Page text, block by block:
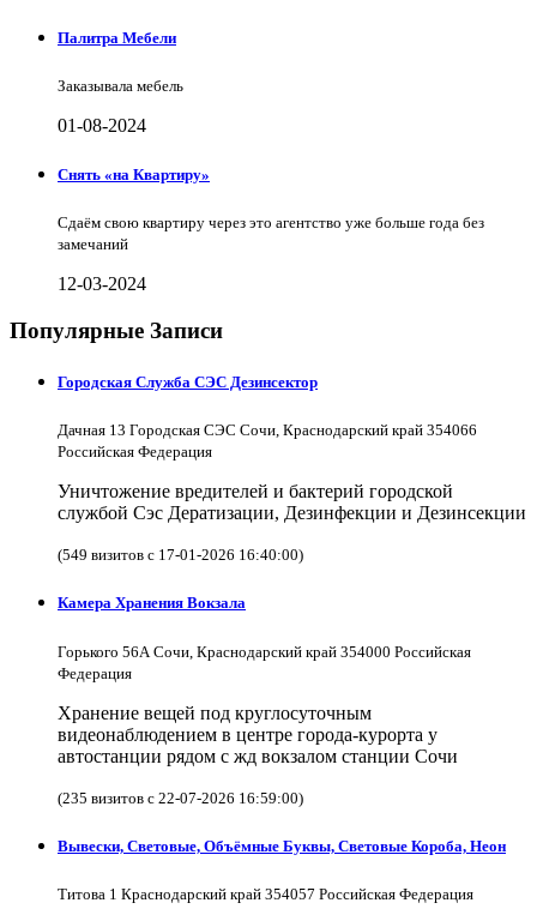
Палитра Мебели
Заказывала мебель
01-08-2024
Снять «на Квартиру»
Сдаём свою квартиру через это агентство уже больше года без
замечаний
12-03-2024
Популярные Записи
Городская Служба СЭС Дезинсектор
Дачная 13 Городская СЭС Сочи, Краснодарский край 354066
Российская Федерация
Уничтожение вредителей и бактерий городской
службой Сэс Дератизации, Дезинфекции и Дезинсекции
(549 визитов с 17-01-2026 16:40:00)
Камера Хранения Вокзала
Горького 56А Сочи, Краснодарский край 354000 Российская
Федерация
Хранение вещей под круглосуточным
видеонаблюдением в центре города-курорта у
автостанции рядом с жд вокзалом станции Сочи
(235 визитов с 22-07-2026 16:59:00)
Вывески, Световые, Объёмные Буквы, Световые Короба, Неон
Титова 1 Краснодарский край 354057 Российская Федерация